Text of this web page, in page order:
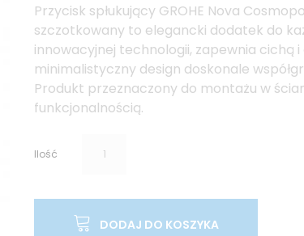
Przycisk spłukujący GROHE Nova
szczotkowany to elegancki dodatek do
innowacyjnej technologii, zapewnia cichą
minimalistyczny design doskonale
Produkt przeznaczony do montażu w
funkcjonalnością.
Ilość
DODAJ DO KOSZYKA